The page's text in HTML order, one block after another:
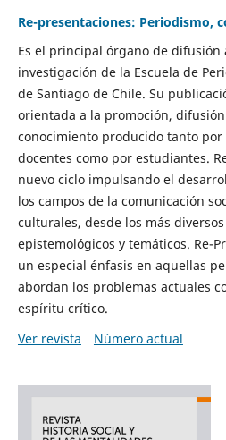
Re-presentaciones: Periodismo,
Es el principal órgano de difusión
investigación de la Escuela de
de Santiago de Chile. Su
orientada a la promoción,
conocimiento producido tanto por
docentes como por estudiantes.
nuevo ciclo impulsando el
los campos de la comunicación
culturales, desde los más
epistemológicos y temáticos. Re-
un especial énfasis en aquellas
abordan los problemas actuales
espíritu crítico.
Ver revista
Número actual